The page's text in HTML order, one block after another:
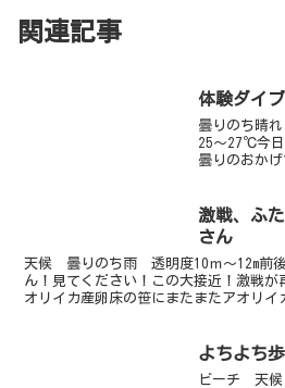
関連記事
体験ダイ
曇りのち晴
25～27℃今日
曇りのおか
ガイドロー
に行く。も
激戦、ふ
さん
天候 曇りのち雨 透明度10ｍ～12m前
ん！見てください！この大接近！激戦が
オリイカ産卵床の笹にまたまたアオリイ
よちよち
ビーチ 天